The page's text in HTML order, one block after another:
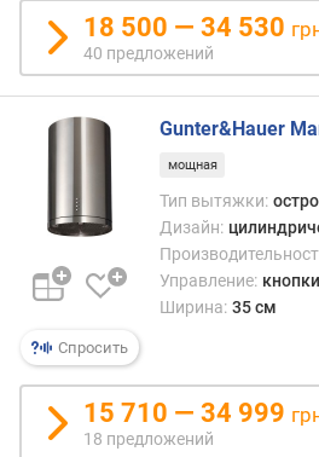
с
(
п
р
о
з
в
о
д
и
18 500 — 34 530
40 предложений
Спросить
Gunter&Hauer
мощная
Тип вытяжки:
Дизайн:
Управление: кнопки
Ширина: 35 см
15 710 — 34 999
18 предложений